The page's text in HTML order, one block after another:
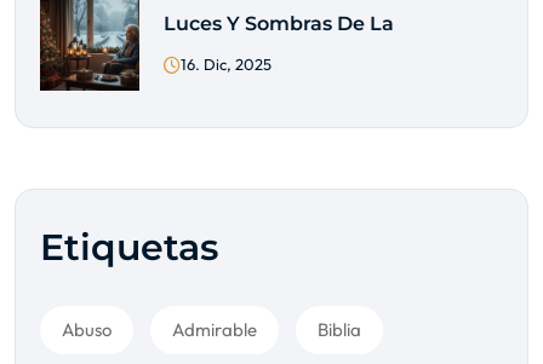
Luces Y Sombras De La
16. Dic, 2025
Etiquetas
Abuso Admirable Biblia